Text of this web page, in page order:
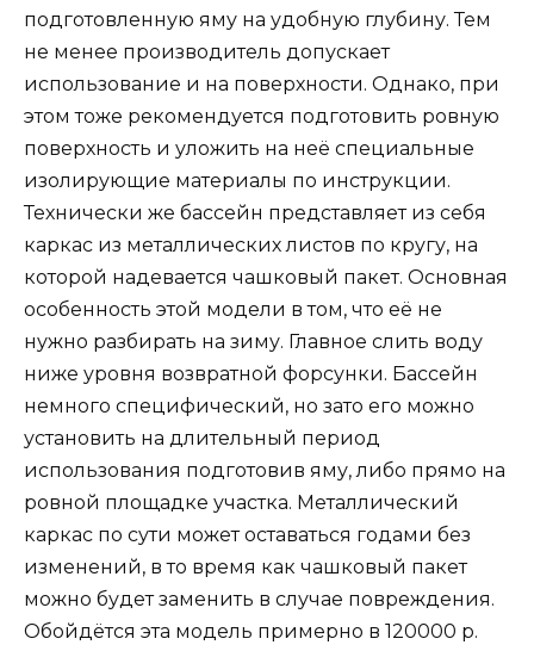
подготовленную яму на удобную глубину. Тем
не менее производитель допускает
использование и на поверхности. Однако, при
этом тоже рекомендуется подготовить ровную
поверхность и уложить на неё специальные
изолирующие материалы по инструкции.
Технически же бассейн представляет из себя
каркас из металлических листов по кругу, на
которой надевается чашковый пакет. Основная
особенность этой модели в том, что её не
нужно разбирать на зиму. Главное слить воду
ниже уровня возвратной форсунки. Бассейн
немного специфический, но зато его можно
установить на длительный период
использования подготовив яму, либо прямо на
ровной площадке участка. Металлический
каркас по сути может оставаться годами без
изменений, в то время как чашковый пакет
можно будет заменить в случае повреждения.
Обойдётся эта модель примерно в 120000 р.